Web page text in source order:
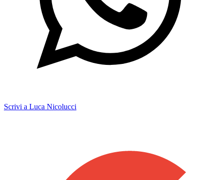
Scrivi a Luca Nicolucci